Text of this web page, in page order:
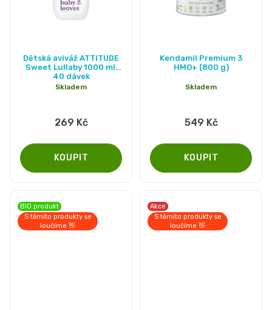
Dětská aviváž ATTITUDE
Sweet Lullaby 1000 ml,
40 dávek
hodnocení
produktu
hvězdiček.
Skladem
269 Kč
Kendamil Premium 3
HMO+ (800 g)
Skladem
549 Kč
BIO produkt
S těmito produkty se
loučíme 👋
Akce
S těmito produkty se
loučíme 👋